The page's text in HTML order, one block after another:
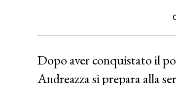
Dopo aver conquistato il
Andreazza si prepara alla